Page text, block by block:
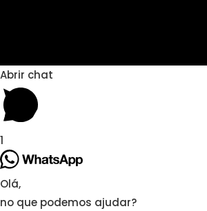
Abrir chat
1
Olá,
no que podemos ajudar?